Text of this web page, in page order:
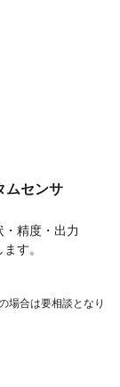
ムセンサ
精度・出力
す。
場合は要相談となり